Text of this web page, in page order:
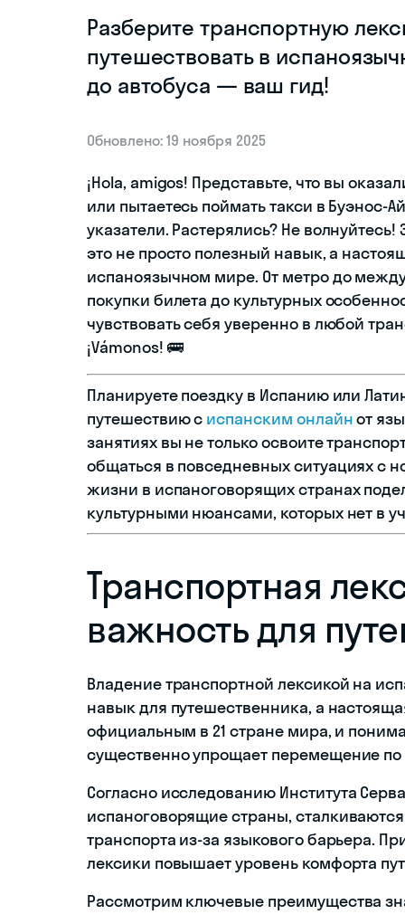
Разберите транспортную
путешествовать в
до автобуса — ваш гид!
Обновлено: 19 ноября 2025
¡Hola, amigos! Представьте, что вы
или пытаетесь поймать такси в Буэнос-
указатели. Растерялись? Не
это не просто полезный навык, а
испаноязычном мире. От метро до
покупки билета до культурных
чувствовать себя уверенно в любой
¡Vámonos! 🚌
Планируете поездку в Испанию или
путешествию с испанским онлайнот
занятиях вы не только освоите
общаться в повседневных ситуациях с
жизни в испаноговорящих странах
культурными нюансами, которых нет в
Транспортная
важность для
Владение транспортной лексикой на
навык для путешественника, а
официальным в 21 стране мира, и
существенно упрощает перемещение
Согласно исследованию Института
испаноговорящие страны,
транспорта из-за языкового барьера.
лексики повышает уровень комфорта
Рассмотрим ключевые преимущества